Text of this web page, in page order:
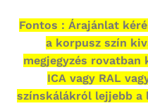
Fontos : Árajánlat
a korpusz szín
megjegyzés
ICA vagy RAL
színskálákról lejjebb a